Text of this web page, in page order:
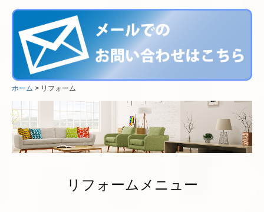
リフォーム事例〈水まわり〉
リフォーム事例 〈内装〉
リフォーム事例 〈外構〉
リフォーム事例 〈介護〉
リフォーム事例〈オフィス・店舗〉
新築・増改築 事例
ホーム リフォーム
リフォームメニュー